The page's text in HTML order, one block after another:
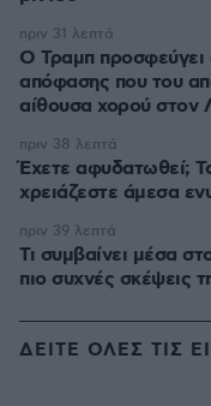
Ο Τραμπ προσφεύγει
απόφασης που του
αίθουσα χορού στον
πριν 31 λεπτά
Έχετε αφυδατωθεί;
χρειάζεστε άμεσα
πριν 38 λεπτά
Τι συμβαίνει μέσα
πιο συχνές σκέψεις
πριν 39 λεπτά
ΔΕΙΤΕ ΟΛΕΣ ΤΙΣ